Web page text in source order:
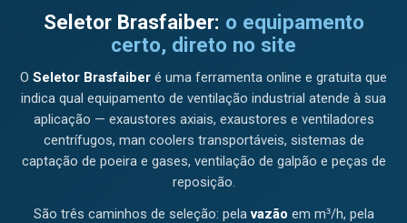
Seletor Brasfaiber: o equipamento
certo, direto no site
O Seletor Brasfaiber é uma ferramenta online e gratuita que
indica qual equipamento de ventilação industrial atende à sua
aplicação — exaustores axiais, exaustores e ventiladores
centrífugos, man coolers transportáveis, sistemas de
captação de poeira e gases, ventilação de galpão e peças de
reposição.
São três caminhos de seleção: pelavazão em m³/h, pela